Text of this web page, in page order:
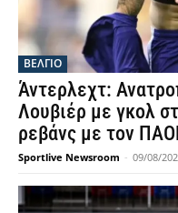
ΒΕΛΓΙΟ
Άντερλεχτ:
Λουβιέρ με γκολ
ρεβάνς με τον
Sportlive Newsroom - 09/08/